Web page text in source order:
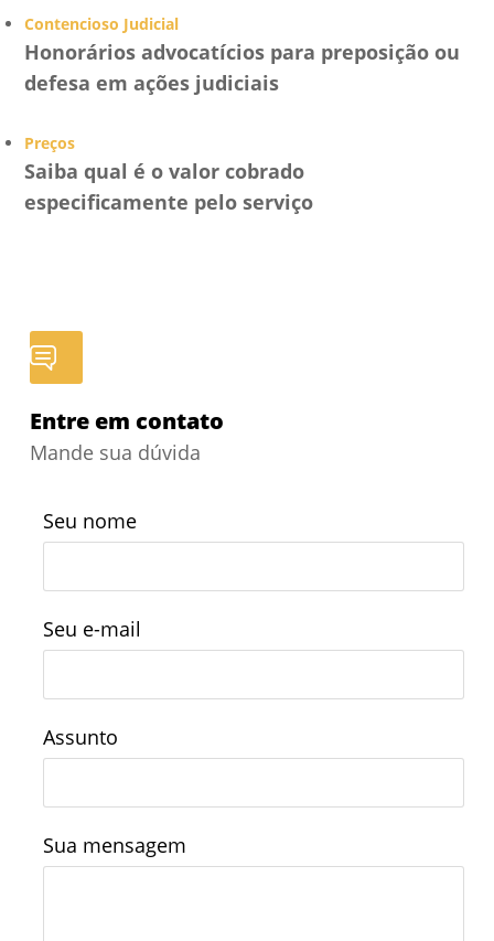
Contencioso Judicial
Honorários advocatícios para preposição ou
defesa em ações judiciais
Preços
Saiba qual é o valor cobrado
especificamente pelo serviço
Entre em contato
Mande sua dúvida
Seu nome
Seu e-mail
Assunto
Sua mensagem